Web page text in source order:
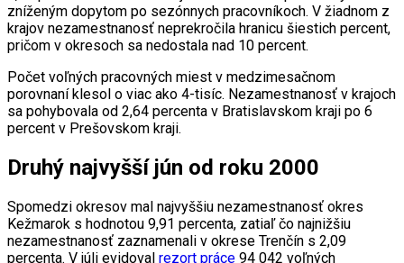
zníženým dopytom po sezónnych pracovníkoch. V žiadnom z
krajov nezamestnanosť neprekročila hranicu šiestich percent,
pričom v okresoch sa nedostala nad 10 percent.
Počet voľných pracovných miest v medzimesačnom
porovnaní klesol o viac ako 4-tisíc. Nezamestnanosť v krajoch
sa pohybovala od 2,64 percenta v Bratislavskom kraji po 6
percent v Prešovskom kraji.
Druhý najvyšší jún od roku 2000
Spomedzi okresov mal najvyššiu nezamestnanosť okres
Kežmarok s hodnotou 9,91 percenta, zatiaľ čo najnižšiu
nezamestnanosť zaznamenali v okrese Trenčín s 2,09
percenta. V júli evidoval rezort práce 94 042 voľných